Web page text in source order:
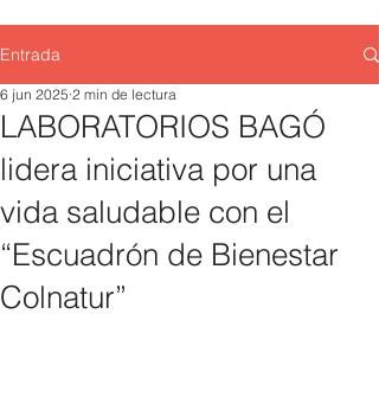
Entrada
LABORATORIOS BAGÓ
lidera iniciativa por una
vida saludable con el
“Escuadrón de Bienestar
Colnatur”
6 jun 2025 2 min de lectura